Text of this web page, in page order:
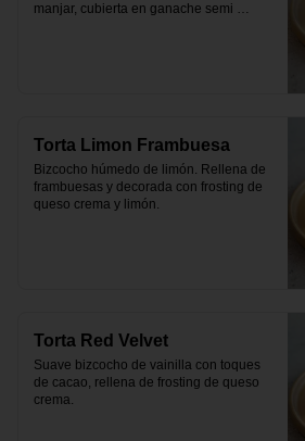
manjar, cubierta en ganache semi
Torta Limon Frambuesa
Bizcocho húmedo de limón. Rellena de
frambuesas y decorada con frosting de
queso crema y limón.
Torta Red Velvet
Suave bizcocho de vainilla con toques
de cacao, rellena de frosting de queso
crema.